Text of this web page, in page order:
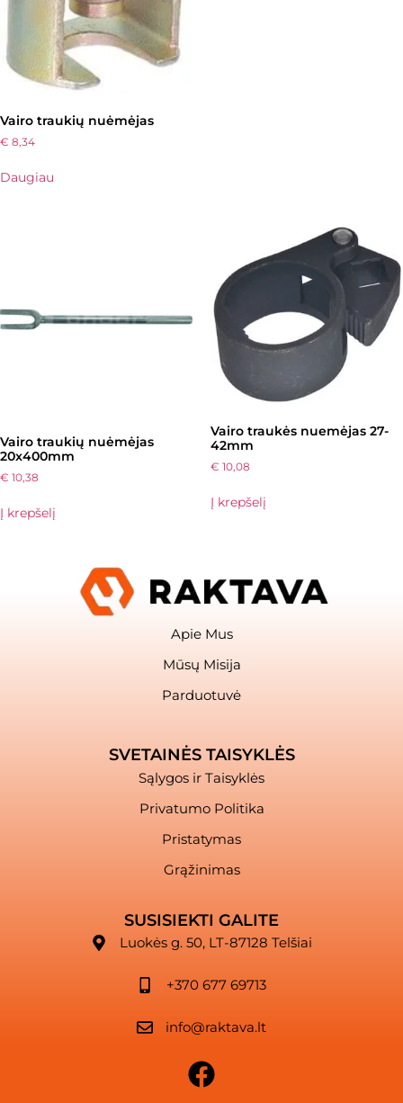
Vairo traukių nuėmėjas
€ 8,34
Daugiau
Vairo traukių nuėmėjas
20x400mm
€ 10,38
Į krepšelį
Vairo traukės nuemėjas 27-
42mm
€ 10,08
Į krepšelį
Apie Mus
Mūsų Misija
Parduotuvė
SVETAINĖS TAISYKLĖS
Sąlygos ir Taisyklės
Privatumo Politika
Pristatymas
Grąžinimas
SUSISIEKTI GALITE
Luokės g. 50, LT-87128 Telšiai
+370 677 69713
info@raktava.lt